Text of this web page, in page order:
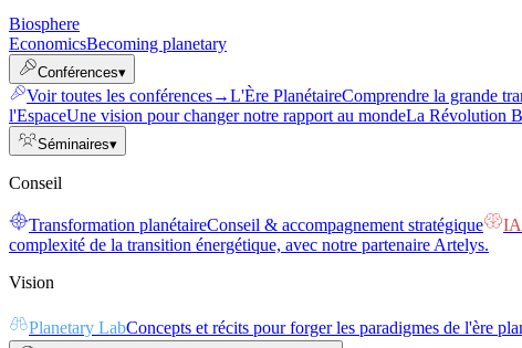
Biosphere
EconomicsBecoming planetary
Conférences▾
Voir toutes les conférences→L'Ère PlanétaireComprendre la grande
l'EspaceUne vision pour changer notre rapport au mondeLa Révolution
Séminaires▾
Conseil
Transformation planétaireConseil & accompagnement stratégique IA
complexité de la transition énergétique, avec notre partenaire Artelys.
Vision
Planetary LabConcepts et récits pour forger les paradigmes de l'ère